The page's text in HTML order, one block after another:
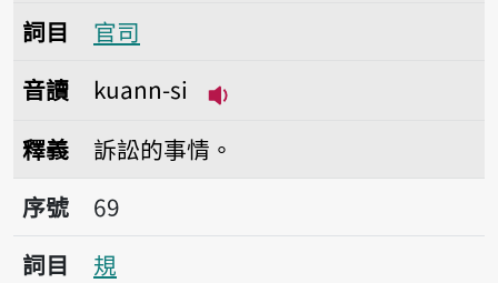
詞目
官司
音讀
kuann-si
釋義
訴訟的事情。
序號69規
序號
69
詞目
規